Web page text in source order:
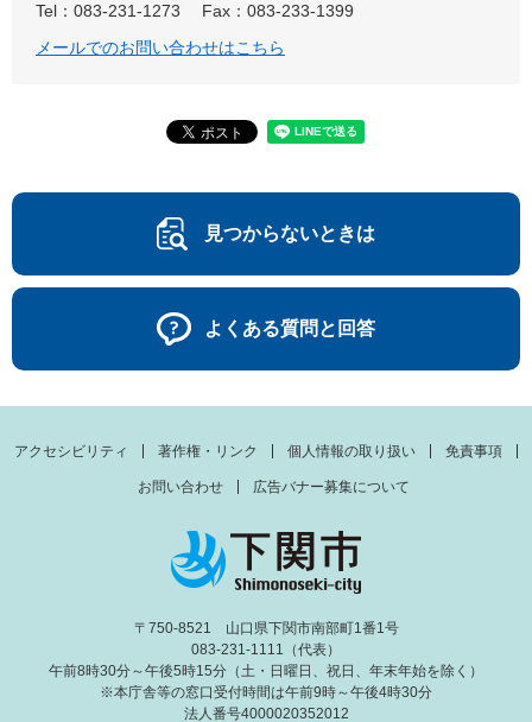
Tel：083-231-1273
Fax：083-233-1399
メールでのお問い合わせはこちら
見つからないときは
よくある質問と回答
アクセシビリティ 著作権・リンク 個人情報の取り扱い 免責事項
お問い合わせ 広告バナー募集について
〒750-8521 山口県下関市南部町1番1号
083-231-1111（代表）
午前8時30分～午後5時15分（土・日曜日、祝日、年末年始を除く）
※本庁舎等の窓口受付時間は午前9時～午後4時30分
法人番号4000020352012